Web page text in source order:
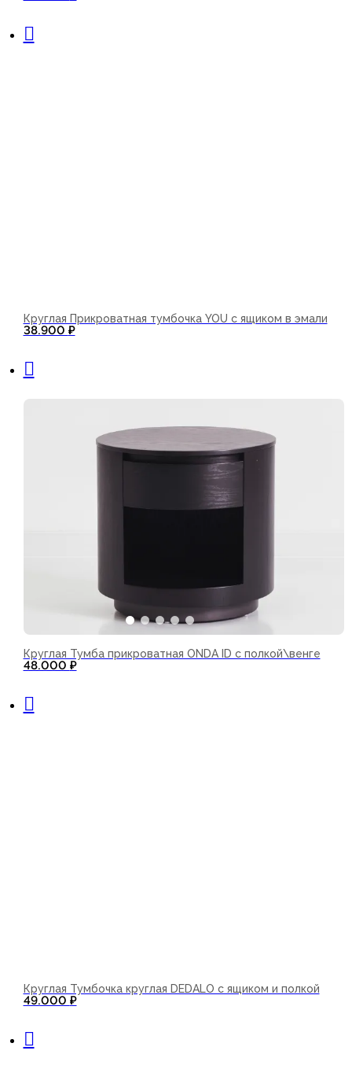
Круглая Прикроватная тумбочка YOU с ящиком в эмали
38.900 ₽
Круглая Тумба прикроватная ONDA ID с полкой\венге
48.000 ₽
Круглая Тумбочка круглая DEDALO с ящиком и полкой
49.000 ₽